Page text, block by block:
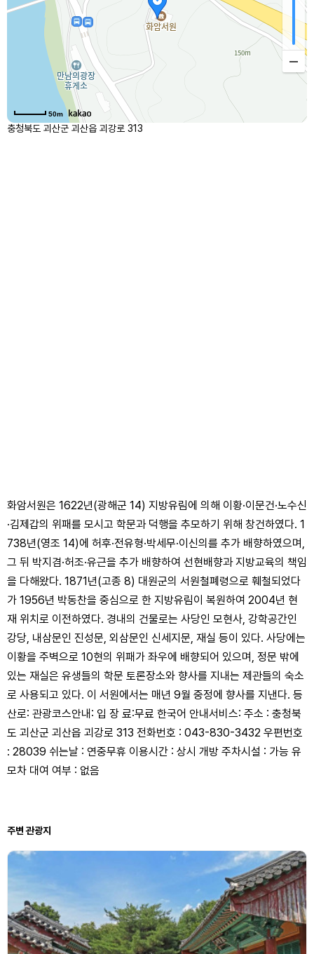
50m
충청북도 괴산군 괴산읍 괴강로 313
화암서원은 1622년(광해군 14) 지방유림에 의해 이황·이문건·노수신
·김제갑의 위패를 모시고 학문과 덕행을 추모하기 위해 창건하였다. 1
738년(영조 14)에 허후·전유형·박세무·이신의를 추가 배향하였으며,
그 뒤 박지겸·허조·유근을 추가 배향하여 선현배향과 지방교육의 책임
을 다해왔다. 1871년(고종 8) 대원군의 서원철폐령으로 훼철되었다
가 1956년 박동찬을 중심으로 한 지방유림이 복원하여 2004년 현
재 위치로 이전하였다. 경내의 건물로는 사당인 모현사, 강학공간인
강당, 내삼문인 진성문, 외삼문인 신세지문, 재실 등이 있다. 사당에는
이황을 주벽으로 10현의 위패가 좌우에 배향되어 있으며, 정문 밖에
있는 재실은 유생들의 학문 토론장소와 향사를 지내는 제관들의 숙소
로 사용되고 있다. 이 서원에서는 매년 9월 중정에 향사를 지낸다. 등
산로: 관광코스안내: 입 장 료:무료 한국어 안내서비스: 주소 : 충청북
도 괴산군 괴산읍 괴강로 313 전화번호 : 043-830-3432 우편번호
: 28039 쉬는날 : 연중무휴 이용시간 : 상시 개방 주차시설 : 가능 유
모차 대여 여부 : 없음
주변 관광지